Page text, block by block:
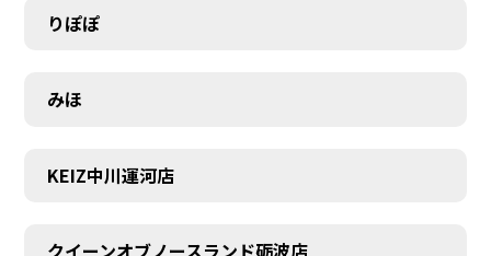
りぽぽ
みほ
KEIZ中川運河店
クイーンオブノースランド砺波店